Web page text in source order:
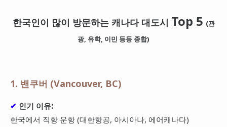
베트남
대만
한국인이 많이 방문하는 캐나다 대도시 Top 5 (관
광, 유학, 이민 등등 종합)
1. 밴쿠버 (Vancouver, BC)
✔ 인기 이유:
한국에서 직항 운항 (대한항공, 아시아나, 에어캐나다)